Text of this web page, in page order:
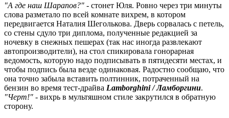
"А где наш Шарапов?" - стонет Юля. Ровно через три минуты
слова разметало по всей комнате вихрем, в котором
передвигается Наталия Шеголькова. Дверь сорвалась с петель,
со стены сдуло три диплома, полученные редакцией за
ночевку в снежных пешерах (так нас иногда развлекают
автопроизводители), на стол спикировала гонорарная
ведомость, которую надо подписывать в пятидесяти местах, и
чтобы подпись была везде одинаковая. Радостно сообщаю, что
она точно забыла вставить полтинник, потраченный на
бензин во время тест-драйва Lamborghini / Ламборгини.
"Черт!" - вихрь в мультяшном стиле закрутился в обратную
сторону.